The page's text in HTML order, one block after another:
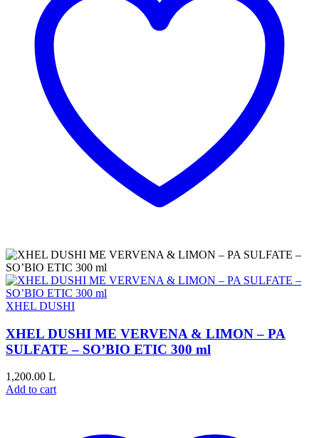
XHEL DUSHI
XHEL DUSHI ME VERVENA & LIMON – PA
SULFATE – SO’BIO ETIC 300 ml
1,200.00 L
Add to cart